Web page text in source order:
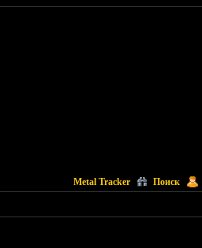
Metal Tracker Поиск